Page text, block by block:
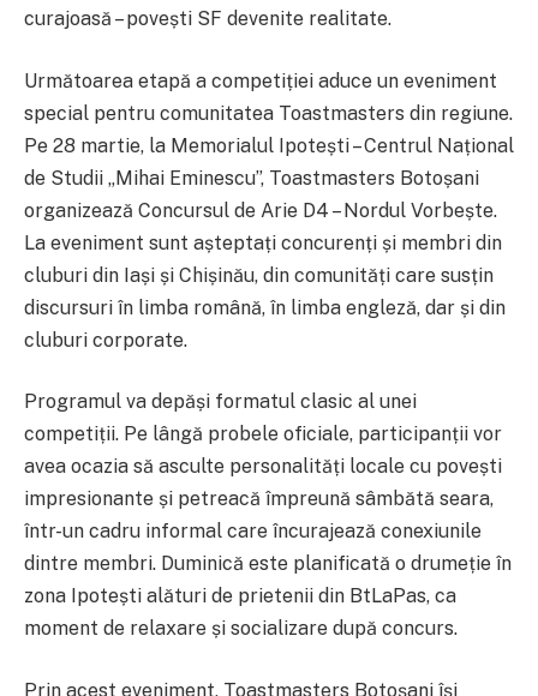
curajoasă – povești SF devenite realitate.
Următoarea etapă a competiției aduce un eveniment
special pentru comunitatea Toastmasters din regiune.
Pe 28 martie, la Memorialul Ipotești – Centrul Național
de Studii „Mihai Eminescu”, Toastmasters Botoșani
organizează Concursul de Arie D4 – Nordul Vorbește.
La eveniment sunt așteptați concurenți și membri din
cluburi din Iași și Chișinău, din comunități care susțin
discursuri în limba română, în limba engleză, dar și din
cluburi corporate.
Programul va depăși formatul clasic al unei
competiții. Pe lângă probele oficiale, participanții vor
avea ocazia să asculte personalități locale cu povești
impresionante și petreacă împreună sâmbătă seara,
într-un cadru informal care încurajează conexiunile
dintre membri. Duminică este planificată o drumeție în
zona Ipotești alături de prietenii din BtLaPas, ca
moment de relaxare și socializare după concurs.
Prin acest eveniment, Toastmasters Botoșani își